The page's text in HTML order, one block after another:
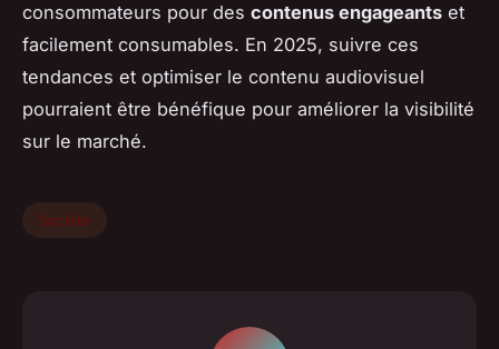
consommateurs pour des contenus engageants et
facilement consumables. En 2025, suivre ces
tendances et optimiser le contenu audiovisuel
pourraient être bénéfique pour améliorer la visibilité
sur le marché.
Société